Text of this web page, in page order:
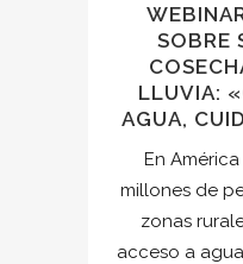
SOBRE
LLUVIA:
AGUA,
En
millones de
zonas
acceso a